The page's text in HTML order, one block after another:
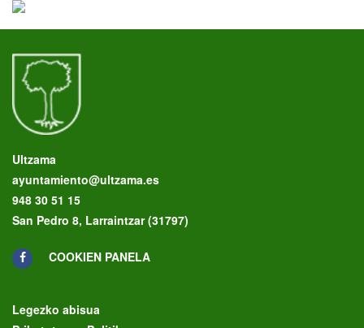
Ultzama
ayuntamiento@ultzama.es
948 30 51 15
San Pedro 8, Larraintzar (31797)
COOKIEN PANELA
Legezko abisua